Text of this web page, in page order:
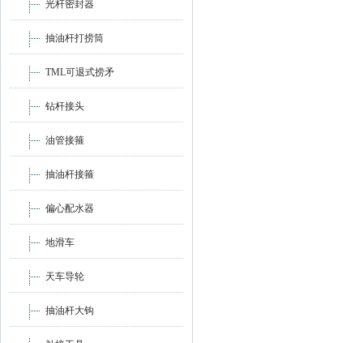
光杆密封器
抽油杆打捞筒
TML可退式捞矛
钻杆接头
油管接箍
抽油杆接箍
偏心配水器
地滑车
天车导轮
抽油杆大钩